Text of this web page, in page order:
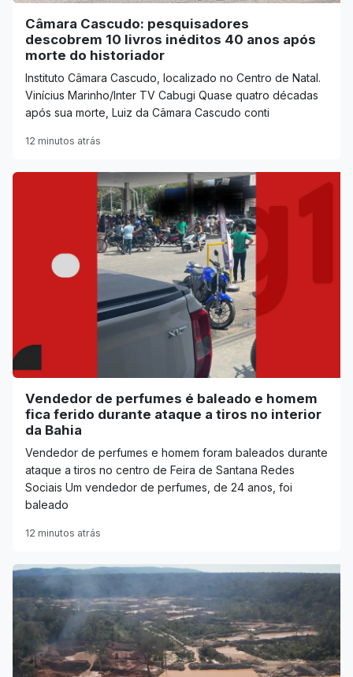
Câmara Cascudo: pesquisadores
descobrem 10 livros inéditos 40 anos após
morte do historiador
Instituto Câmara Cascudo, localizado no Centro de Natal.
Vinícius Marinho/Inter TV Cabugi Quase quatro décadas
após sua morte, Luiz da Câmara Cascudo conti
12 minutos atrás
Vendedor de perfumes é baleado e homem
fica ferido durante ataque a tiros no interior
da Bahia
Vendedor de perfumes e homem foram baleados durante
ataque a tiros no centro de Feira de Santana Redes
Sociais Um vendedor de perfumes, de 24 anos, foi
baleado
12 minutos atrás